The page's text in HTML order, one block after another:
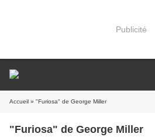
Publicité
Accueil » "Furiosa" de George Miller
"Furiosa" de George Miller